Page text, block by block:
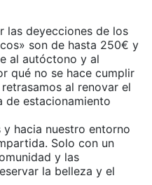
las deyecciones de los
son de hasta 250€ y
al autóctono y al
qué no se hace cumplir
al renovar el
de estacionamiento
hacia nuestro entorno
Solo con un
y las
la belleza y el